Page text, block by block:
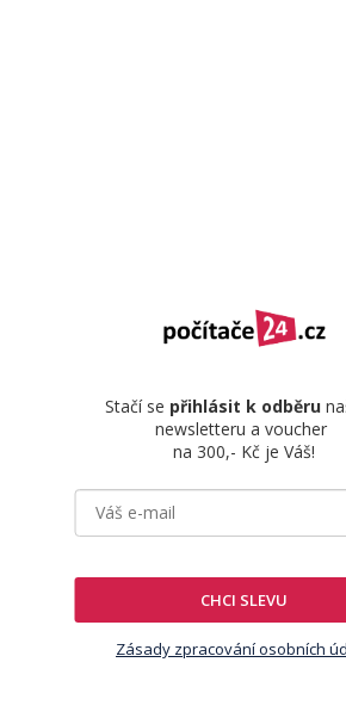
Stačí se přihlásit k odběru
newsletteru a voucher
na 300,- Kč je Váš!
CHCI SLEVU
Zásady zpracování osobních